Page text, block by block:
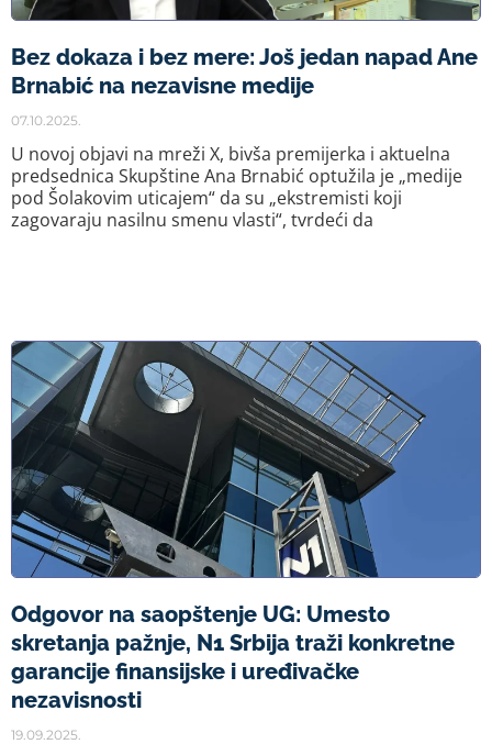
Bez dokaza i bez mere: Još jedan napad Ane
Brnabić na nezavisne medije
07.10.2025.
U novoj objavi na mreži X, bivša premijerka i aktuelna
predsednica Skupštine Ana Brnabić optužila je „medije
pod Šolakovim uticajem“ da su „ekstremisti koji
zagovaraju nasilnu smenu vlasti“, tvrdeći da
Odgovor na saopštenje UG: Umesto
skretanja pažnje, N1 Srbija traži konkretne
garancije finansijske i uređivačke
nezavisnosti
19.09.2025.